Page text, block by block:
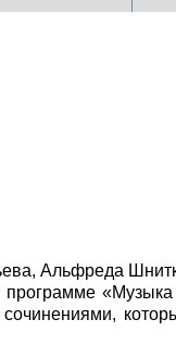
Альфреда